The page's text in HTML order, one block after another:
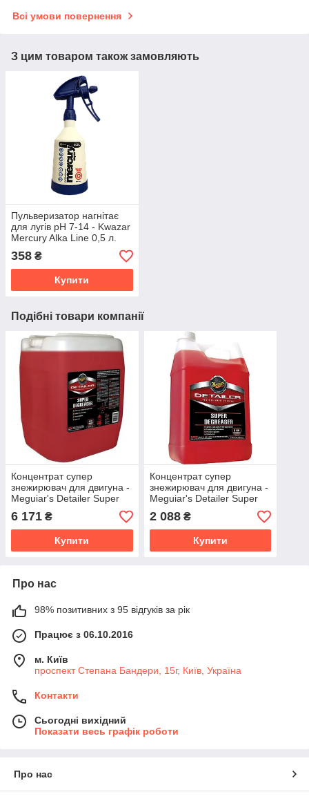
Всі умови повернення
З цим товаром також замовляють
Пульверизатор нагнітає
для лугів pH 7-14 - Kwazar
Mercury Alka Line 0,5 л.
синій
358 ₴
Купити
Подібні товари компанії
Концентрат супер
знежирювач для двигуна -
Meguiar's Detailer Super
(D10805)
6 171 ₴
Купити
Концентрат супер
знежирювач для двигуна -
Meguiar's Detailer Super
(D10801)
2 088₴
Купити
Про нас
98% позитивних з 95 відгуків за рік
Працює з 06.10.2016
м. Київ
проспект Степана Бандери, 15г, Київ, Україна
Контакти
Сьогодні вихідний
Показати весь графік роботи
Про нас